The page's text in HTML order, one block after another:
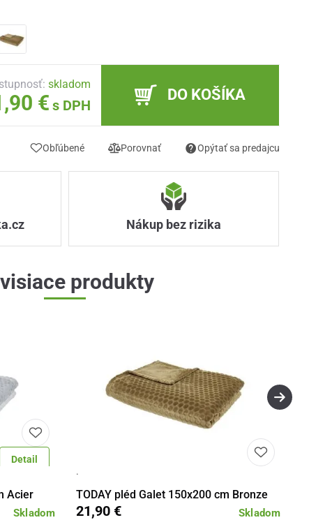
skladom
€ s DPH
DO KOŠÍKA
Obľúbené Porovnať Opýtať sa predajcu
Nákup bez rizika
produkty
Detail
Acier
Skladom
·
TODAY pléd Galet 150x200 cm Bronze
Skladom
21,90 €